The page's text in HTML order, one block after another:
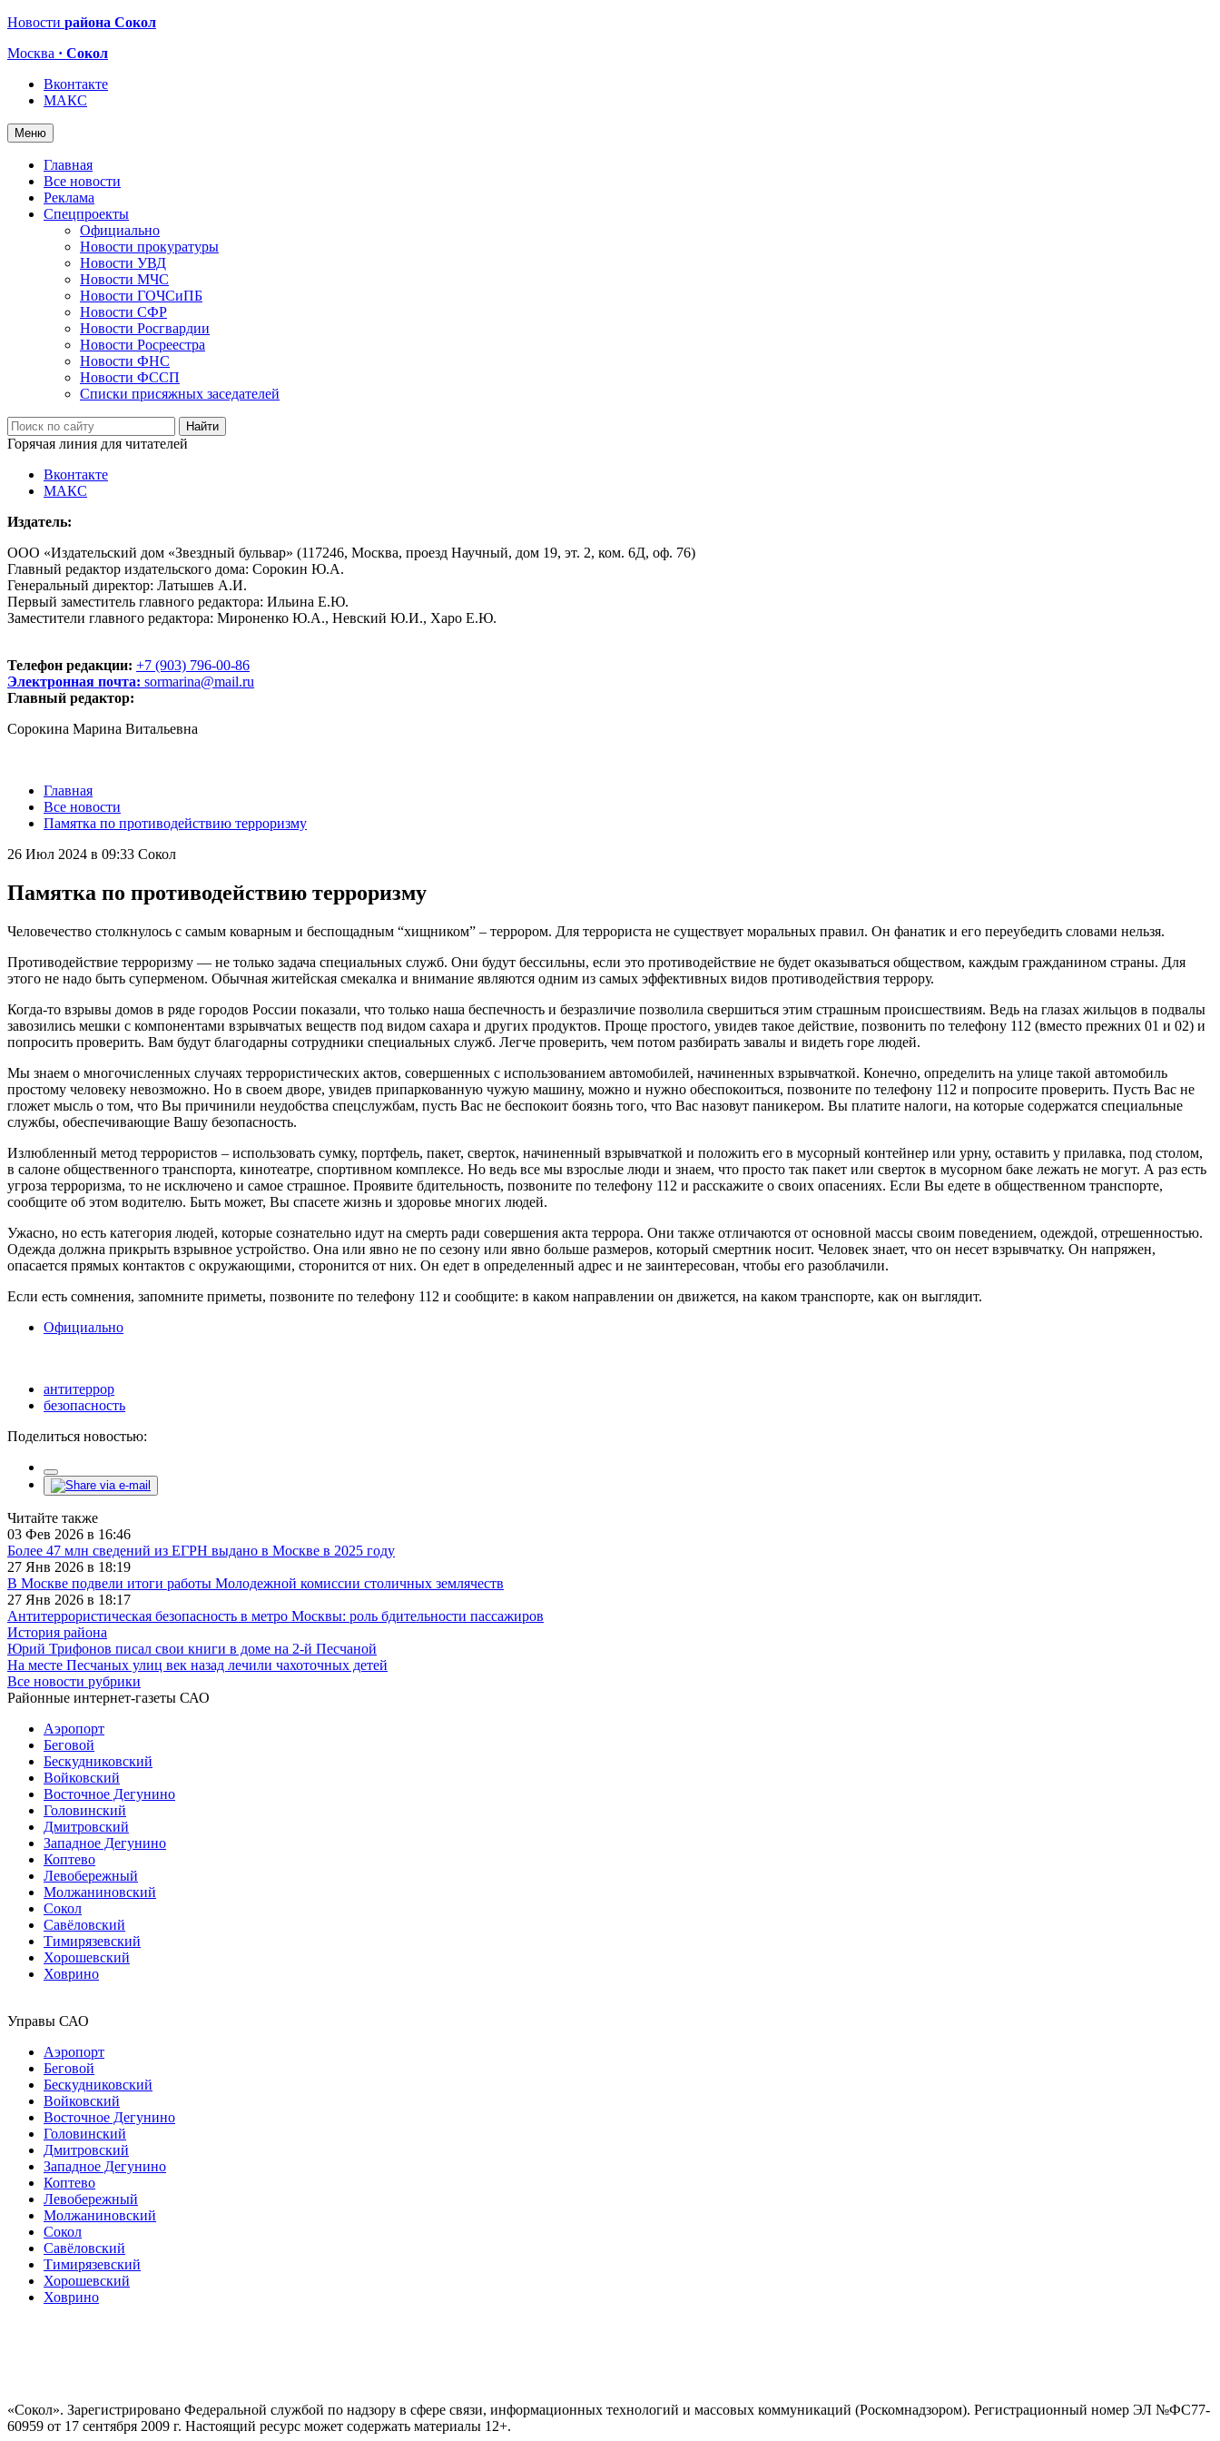
Новости района Сокол
Москва · Сокол
Вконтакте
МАКС
Меню
Главная
Все новости
Реклама
Спецпроекты
Официально
Новости прокуратуры
Новости УВД
Новости МЧС
Новости ГОЧСиПБ
Новости СФР
Новости Росгвардии
Новости Росреестра
Новости ФНС
Новости ФССП
Списки присяжных заседателей
Горячая линия для читателей
Вконтакте
МАКС
Издатель:
ООО «Издательский дом «Звездный бульвар» (117246, Москва, проезд Научный, дом 19, эт. 2, ком. 6Д, оф. 76)
Главный редактор издательского дома: Сорокин Ю.А.
Генеральный директор: Латышев А.И.
Первый заместитель главного редактора: Ильина Е.Ю.
Заместители главного редактора: Мироненко Ю.А., Невский Ю.И., Харо Е.Ю.
Телефон редакции: +7 (903) 796-00-86
Электронная почта: sormarina@mail.ru
Главный редактор:
Сорокина Марина Витальевна
Главная
Все новости
Памятка по противодействию терроризму
26 Июл 2024 в 09:33 Сокол
Памятка по противодействию терроризму
Человечество столкнулось с самым коварным и беспощадным “хищником” – террором. Для террориста не существует моральных правил. Он фанатик и его переубедить словами нельзя.
Противодействие терроризму — не только задача специальных служб. Они будут бессильны, если это противодействие не будет оказываться обществом, каждым гражданином страны. Для
этого не надо быть суперменом. Обычная житейская смекалка и внимание являются одним из самых эффективных видов противодействия террору.
Когда-то взрывы домов в ряде городов России показали, что только наша беспечность и безразличие позволила свершиться этим страшным происшествиям. Ведь на глазах жильцов в подвалы
завозились мешки с компонентами взрывчатых веществ под видом сахара и других продуктов. Проще простого, увидев такое действие, позвонить по телефону 112 (вместо прежних 01 и 02) и
попросить проверить. Вам будут благодарны сотрудники специальных служб. Легче проверить, чем потом разбирать завалы и видеть горе людей.
Мы знаем о многочисленных случаях террористических актов, совершенных с использованием автомобилей, начиненных взрывчаткой. Конечно, определить на улице такой автомобиль
простому человеку невозможно. Но в своем дворе, увидев припаркованную чужую машину, можно и нужно обеспокоиться, позвоните по телефону 112 и попросите проверить. Пусть Вас не
гложет мысль о том, что Вы причинили неудобства спецслужбам, пусть Вас не беспокоит боязнь того, что Вас назовут паникером. Вы платите налоги, на которые содержатся специальные
службы, обеспечивающие Вашу безопасность.
Излюбленный метод террористов – использовать сумку, портфель, пакет, сверток, начиненный взрывчаткой и положить его в мусорный контейнер или урну, оставить у прилавка, под столом,
в салоне общественного транспорта, кинотеатре, спортивном комплексе. Но ведь все мы взрослые люди и знаем, что просто так пакет или сверток в мусорном баке лежать не могут. А раз есть
угроза терроризма, то не исключено и самое страшное. Проявите бдительность, позвоните по телефону 112 и расскажите о своих опасениях. Если Вы едете в общественном транспорте,
сообщите об этом водителю. Быть может, Вы спасете жизнь и здоровье многих людей.
Ужасно, но есть категория людей, которые сознательно идут на смерть ради совершения акта террора. Они также отличаются от основной массы своим поведением, одеждой, отрешенностью.
Одежда должна прикрыть взрывное устройство. Она или явно не по сезону или явно больше размеров, который смертник носит. Человек знает, что он несет взрывчатку. Он напряжен,
опасается прямых контактов с окружающими, сторонится от них. Он едет в определенный адрес и не заинтересован, чтобы его разоблачили.
Если есть сомнения, запомните приметы, позвоните по телефону 112 и сообщите: в каком направлении он движется, на каком транспорте, как он выглядит.
Официально
антитеррор
безопасность
Поделиться новостью:
Читайте также
03 Фев 2026 в 16:46
Более 47 млн сведений из ЕГРН выдано в Москве в 2025 году
27 Янв 2026 в 18:19
В Москве подвели итоги работы Молодежной комиссии столичных землячеств
27 Янв 2026 в 18:17
Антитеррористическая безопасность в метро Москвы: роль бдительности пассажиров
История района
Юрий Трифонов писал свои книги в доме на 2-й Песчаной
На месте Песчаных улиц век назад лечили чахоточных детей
Все новости рубрики
Районные интернет-газеты САО
Аэропорт
Беговой
Бескудниковский
Войковский
Восточное Дегунино
Головинский
Дмитровский
Западное Дегунино
Коптево
Левобережный
Молжаниновский
Сокол
Савёловский
Тимирязевский
Хорошевский
Ховрино
Управы САО
Аэропорт
Беговой
Бескудниковский
Войковский
Восточное Дегунино
Головинский
Дмитровский
Западное Дегунино
Коптево
Левобережный
Молжаниновский
Сокол
Савёловский
Тимирязевский
Хорошевский
Ховрино
«Сокол». Зарегистрировано Федеральной службой по надзору в сфере связи, информационных технологий и массовых коммуникаций (Роскомнадзором). Регистрационный номер ЭЛ №ФС77-
60959 от 17 сентября 2009 г. Настоящий ресурс может содержать материалы 12+.